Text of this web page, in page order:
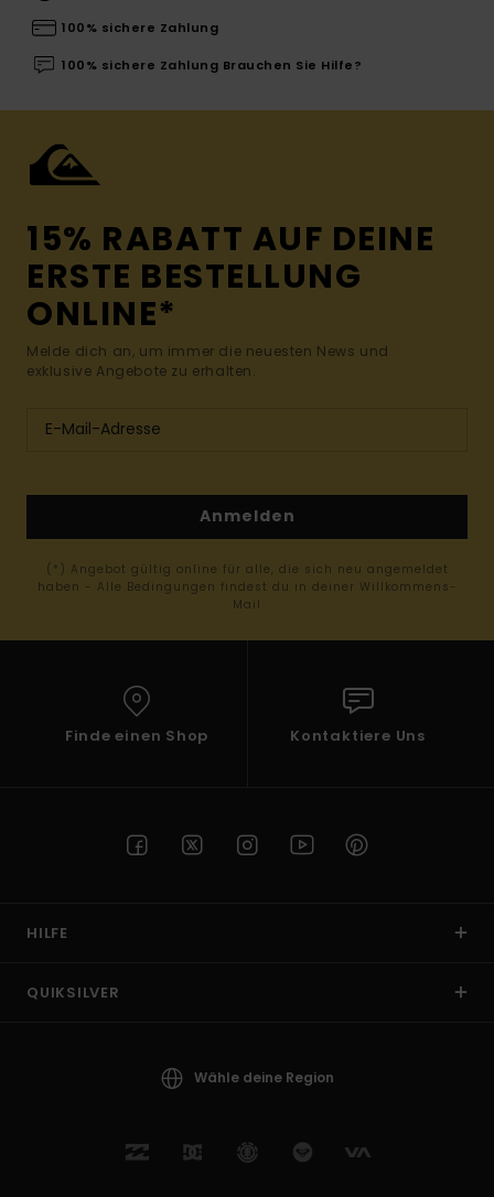
100% sichere Zahlung
100% sichere Zahlung Brauchen Sie Hilfe?
15% RABATT AUF DEINE
ERSTE BESTELLUNG
ONLINE*
Melde dich an, um immer die neuesten News und
exklusive Angebote zu erhalten.
Anmelden
(*) Angebot gültig online für alle, die sich neu angemeldet
haben - Alle Bedingungen findest du in deiner Willkommens-
Mail
Finde einen Shop Kontaktiere Uns
HILFE
QUIKSILVER
Wähle deine Region